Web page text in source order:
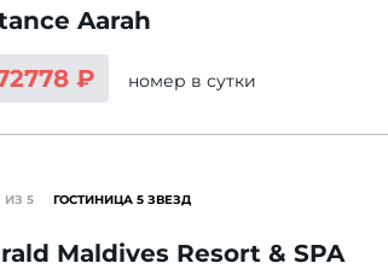
Aarah
₽
номер в сутки
ИЗ 5 ГОСТИНИЦА 5 ЗВЕЗД
Maldives Resort & SPA